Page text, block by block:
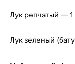
Лук репчатый — 1
Лук зеленый